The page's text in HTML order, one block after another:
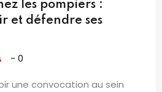
les pompiers :
et défendre ses
- 0
une convocation au sein